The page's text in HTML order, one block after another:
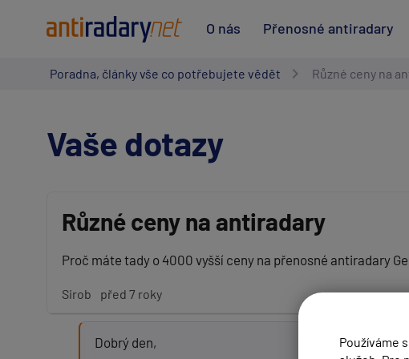
Používáme
O nás Přenosné antiradary
Poradna, články vše co potřebujete vědět Různé ceny na
Vaše dotazy
Vaše jméno:
Váš e-mail:
Předmět:
Různé ceny na antiradary
Proč máte tady o 4000 vyšší ceny na přenosné antiradary
Sirob před 7 roky
Dobrý den,